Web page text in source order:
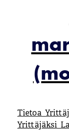
Tietoa
Yrittäjäksi